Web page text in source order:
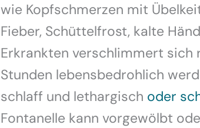
wie Kopfschmerzen mit
Fieber, Schüttelfrost, kalte
Erkrankten verschlimmert sich
Stunden lebensbedrohlich
schlaff und lethargisch oder
Fontanelle kann vorgewölbt